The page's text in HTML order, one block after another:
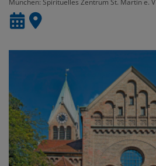
München Spirituelles Zentrum St. Martin e. V